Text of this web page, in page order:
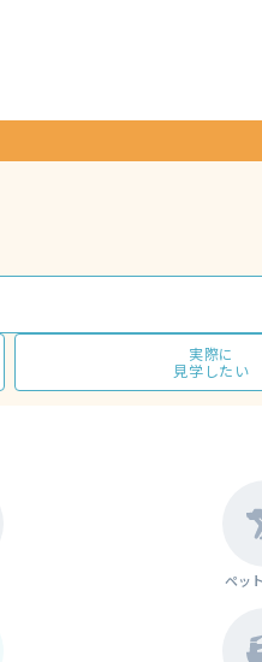
実際に
見学したい
ペッ